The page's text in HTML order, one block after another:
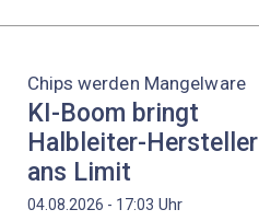
Chips werden Mangelware
KI-Boom bringt
Halbleiter-Hersteller
ans Limit
04.08.2026 - 17:03 Uhr